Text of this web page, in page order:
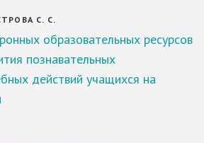
С. С.
образовательных ресурсов
познавательных
действий учащихся на